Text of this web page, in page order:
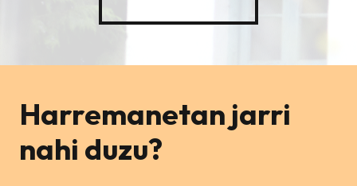
Harremanetan jarri
nahi duzu?